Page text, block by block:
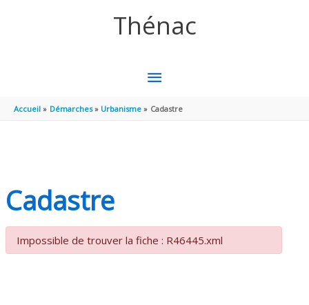
Thénac
MENU
PRINCIPAL
Accueil Démarches Urbanisme Cadastre
Cadastre
Impossible de trouver la fiche : R46445.xml